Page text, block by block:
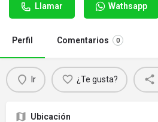
Llamar Wathsapp
Perfil Comentarios 0
Ir ¿Te gusta?
Ubicación